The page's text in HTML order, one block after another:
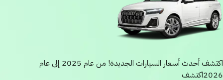
اكتشف أحدث أسعار السيارات الجديدة! من عام 2025 إلى عام
2026اكتشف